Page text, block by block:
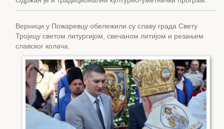
Верници у Пожаревцу обележили су славу града Свету
Тројицу светом литургијом, свечаном литијом и резањем
славског колача.